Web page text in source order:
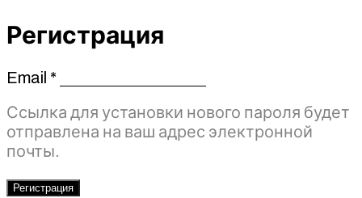
Регистрация
Email *Обязательно
Ссылка для установки нового пароля будет
отправлена ​​на ваш адрес электронной
почты.
Регистрация